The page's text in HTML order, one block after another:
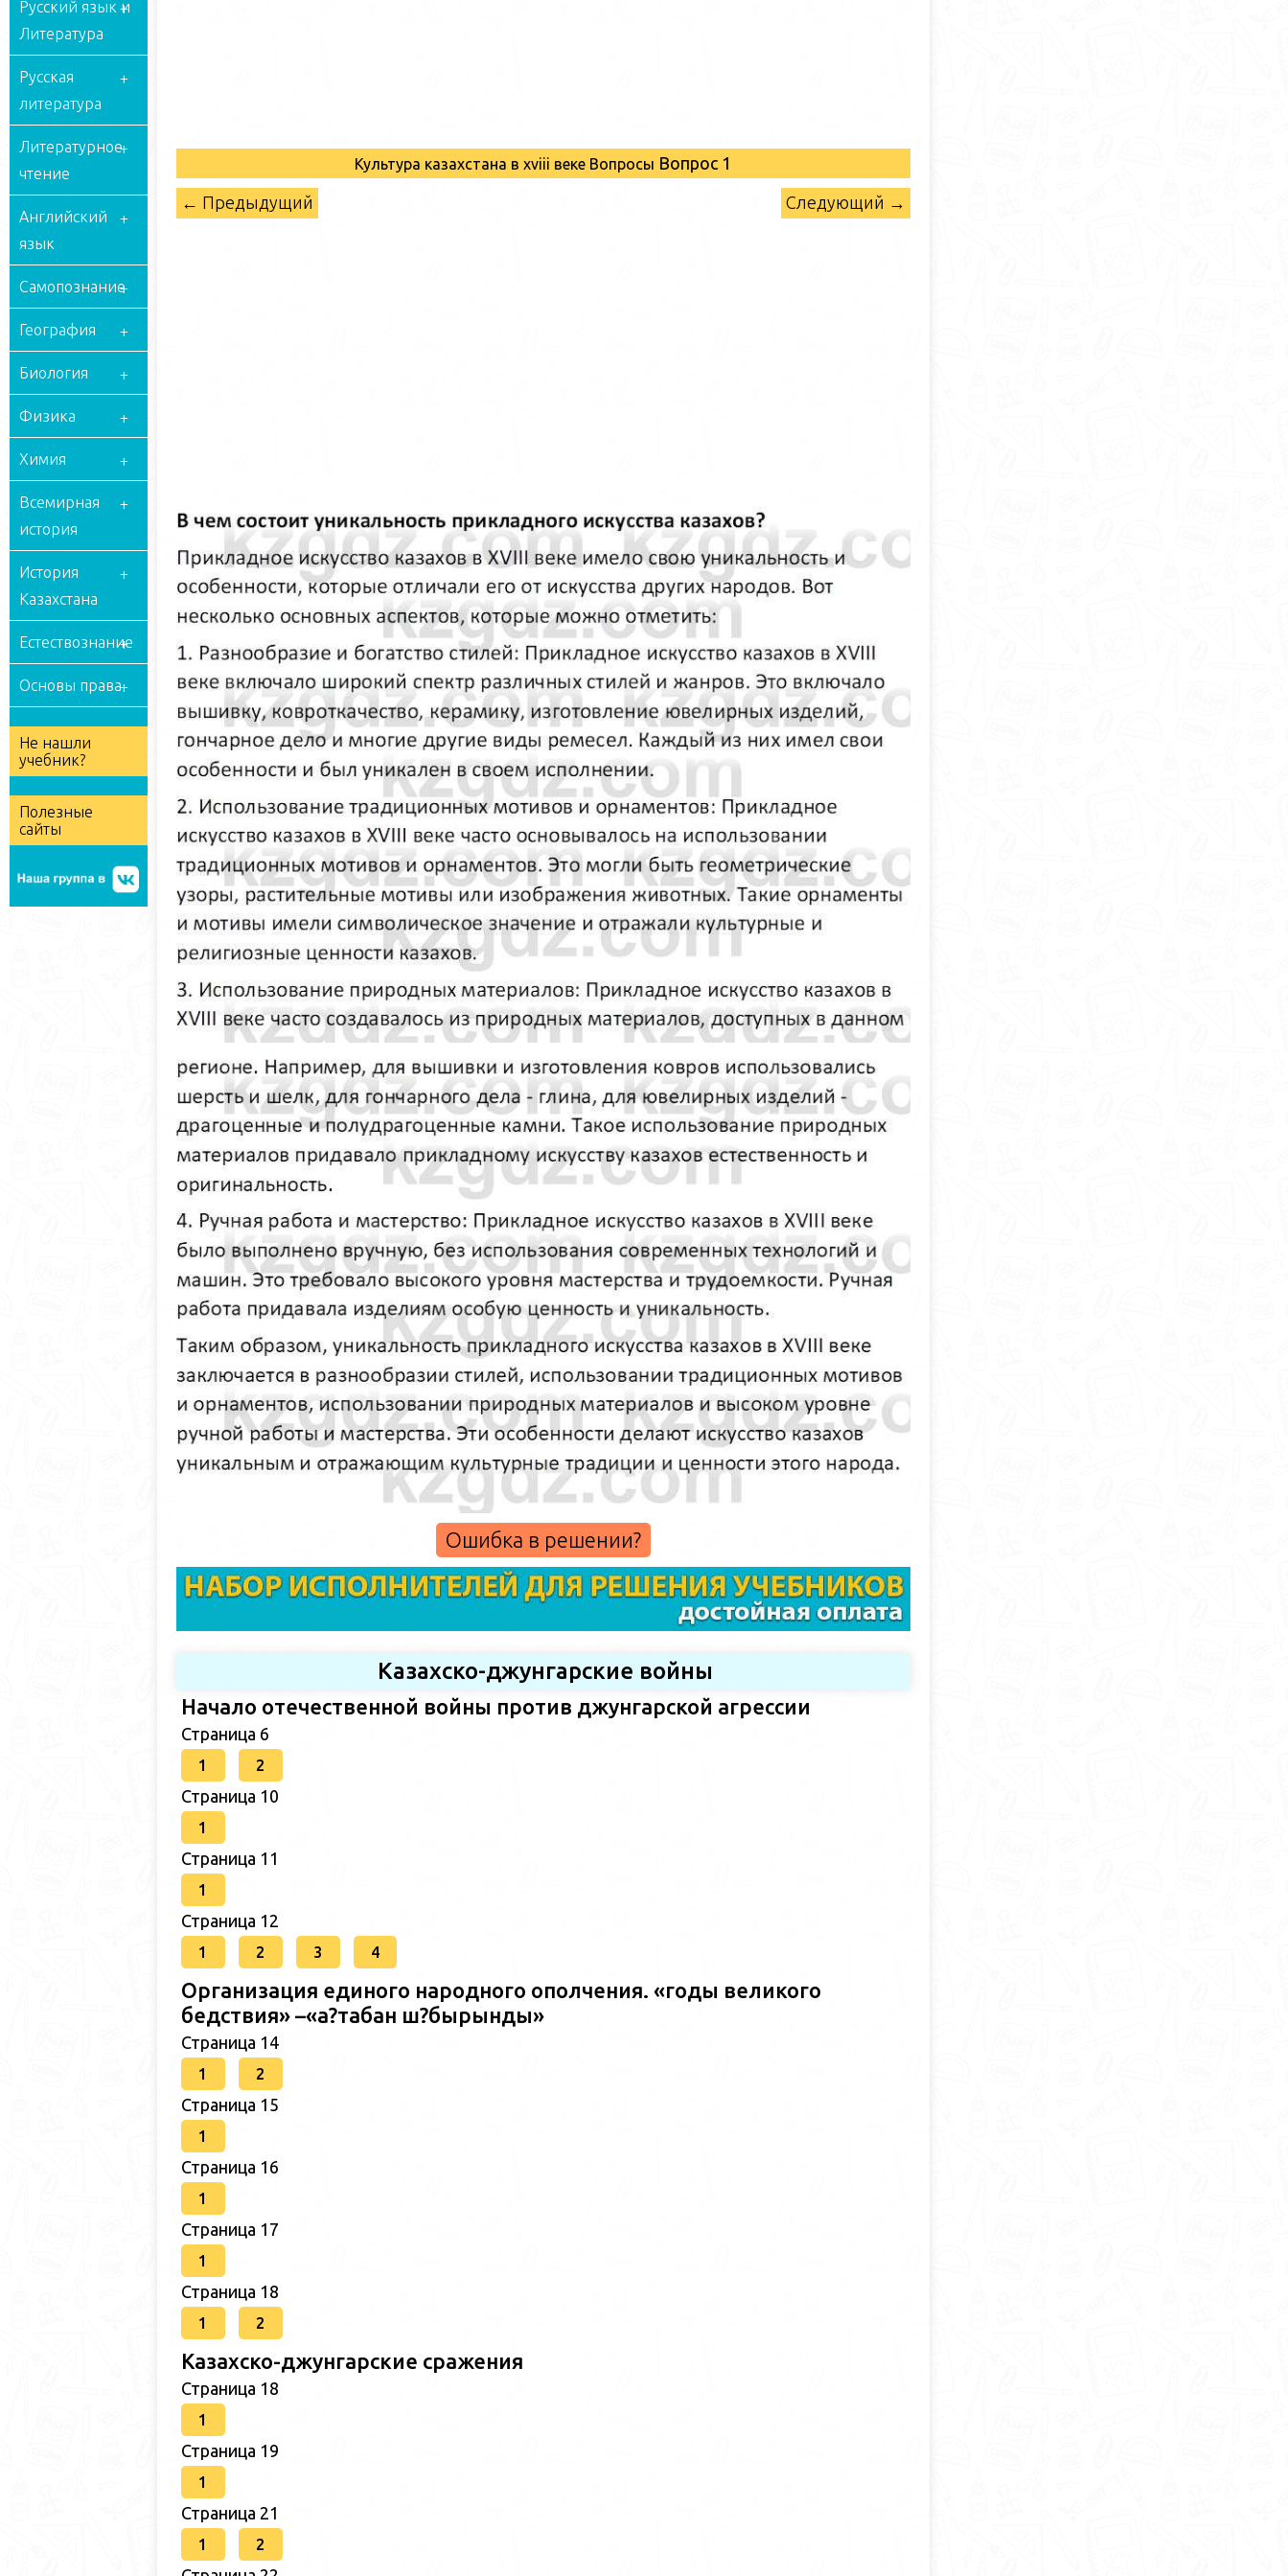
Русский язык и
Литература
Русская
литература
Литературное
чтение
Английский
язык
Самопознание
География
Биология
Физика
Химия
Всемирная
история
История
Казахстана
Естествознание
Основы права
Не нашли
учебник?
Полезные
сайты
Культура казахстана в xviii веке Вопросы Вопрос 1
← Предыдущий Следующий →
Ошибка в решении?
Казахско-джунгарские войны
Начало отечественной войны против джунгарской агрессии
Страница 6
1 2
Страница 10
1
Страница 11
1
Страница 12
1 2 3 4
Организация единого народного ополчения. «годы великого
бедствия» –«а?табан ш?бырынды»
Страница 14
1 2
Страница 15
1
Страница 16
1
Страница 17
1
Страница 18
1 2
Казахско-джунгарские сражения
Страница 18
1
Страница 19
1
Страница 21
1 2